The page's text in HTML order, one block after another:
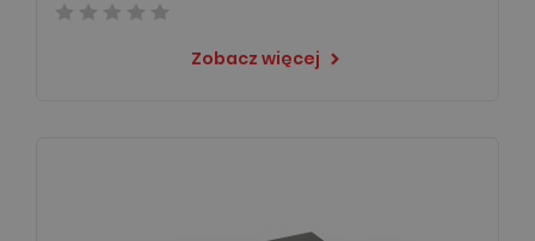
Zobacz więcej keyboard_arrow_right